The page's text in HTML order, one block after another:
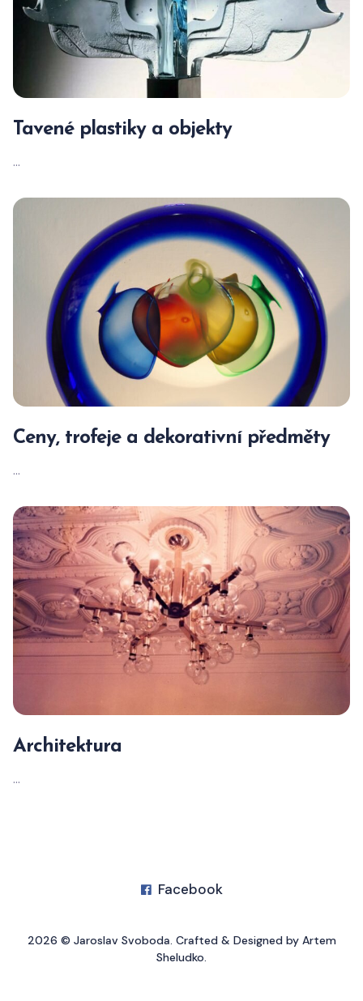
Tavené plastiky a objekty
...
Ceny, trofeje a dekorativní předměty
...
Architektura
...
Facebook
2026 © Jaroslav Svoboda. Crafted & Designed by Artem
Sheludko.